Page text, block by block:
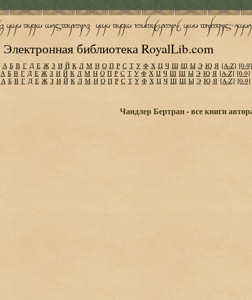
Электронная библиотека RoyalLib.com
А Б В Г Д Е Ж З И Й К Л М Н О П Р С Т У Ф Х Ц Ч Ш Щ Ы Э Ю Я [A-Z] [0-9]
А Б В Г Д Е Ж З И Й К Л М Н О П Р С Т У Ф Х Ц Ч Ш Щ Ы Э Ю Я [A-Z] [0-9]
А Б В Г Д Е Ж З И Й К Л М Н О П Р С Т У Ф Х Ц Ч Ш Щ Ы Э Ю Я [A-Z] [0-9]
Чандлер Бертран - все книги